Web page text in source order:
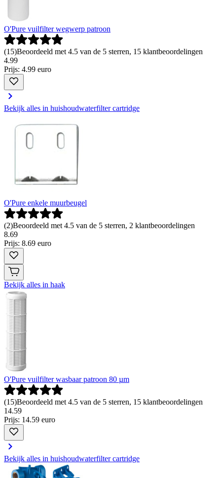
O'Pure vuilfilter wegwerp patroon
(15)Beoordeeld met 4.5 van de 5 sterren, 15 klantbeoordelingen
4.99
Prijs: 4.99 euro
Bekijk alles in huishoudwaterfilter cartridge
O'Pure enkele muurbeugel
(2)Beoordeeld met 4.5 van de 5 sterren, 2 klantbeoordelingen
8.69
Prijs: 8.69 euro
Bekijk alles in haak
O'Pure vuilfilter wasbaar patroon 80 µm
(15)Beoordeeld met 4.5 van de 5 sterren, 15 klantbeoordelingen
14.59
Prijs: 14.59 euro
Bekijk alles in huishoudwaterfilter cartridge